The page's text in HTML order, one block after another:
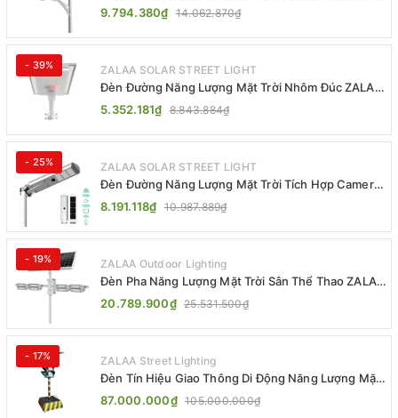
Khiển MPPT ZL-GMX01 ZALAA
9.794.380₫ 14.062.870₫
- 39% ZALAA SOLAR STREET LIGHT
Đèn Đường Năng Lượng Mặt Trời Nhôm Đúc ZALAA
ZL-BWH Cao Cấp IP65
5.352.181₫ 8.843.884₫
- 25% ZALAA SOLAR STREET LIGHT
Đèn Đường Năng Lượng Mặt Trời Tích Hợp Camera
ZALAA ZL-BJ04-CCTV (80W, IP65)
8.191.118₫ 10.987.889₫
- 19% ZALAA Outdoor Lighting
Đèn Pha Năng Lượng Mặt Trời Sân Thể Thao ZALAA
Jsc Chống Nước IP65 Cao Cấp
20.789.900₫ 25.531.500₫
- 17% ZALAA Street Lighting
Đèn Tín Hiệu Giao Thông Di Động Năng Lượng Mặt
Trời ZALAA ZL-300A-D
87.000.000₫ 105.000.000₫